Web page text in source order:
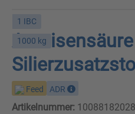
1 IBC
1000 kg
Feed ADR
Artikelnummer: 10088182028